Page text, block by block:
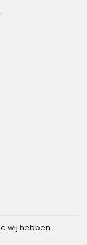
wij hebben